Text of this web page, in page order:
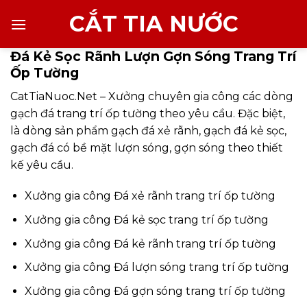
đến
dung
CẮT TIA NƯỚC
Đá Kẻ Sọc Rãnh Lượn Gợn Sóng Trang Trí
Ốp Tường
CatTiaNuoc.Net – Xưởng chuyên gia công các dòng
gạch đá trang trí ốp tường theo yêu cầu. Đặc biệt,
là dòng sản phẩm gạch đá xẻ rãnh, gạch đá kẻ sọc,
gạch đá có bề mặt lượn sóng, gợn sóng theo thiết
kế yêu cầu.
Xưởng gia công Đá xẻ rãnh trang trí ốp tường
Xưởng gia công Đá kẻ sọc trang trí ốp tường
Xưởng gia công Đá kẻ rãnh trang trí ốp tường
Xưởng gia công Đá lượn sóng trang trí ốp tường
Xưởng gia công Đá gợn sóng trang trí ốp tường